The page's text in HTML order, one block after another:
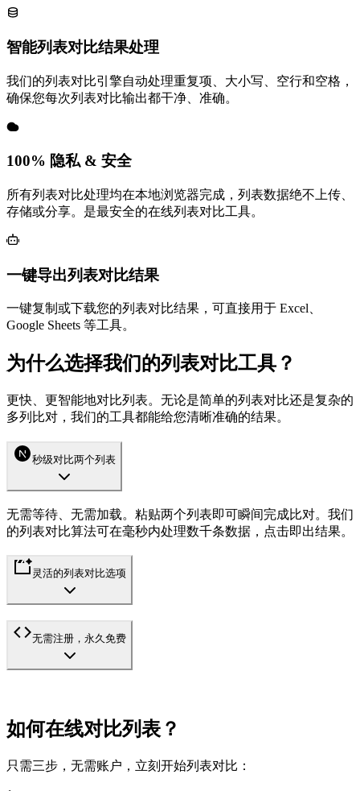
智能列表对比结果处理
我们的列表对比引擎自动处理重复项、大小写、空行和空格，
确保您每次列表对比输出都干净、准确。
100% 隐私 & 安全
所有列表对比处理均在本地浏览器完成，列表数据绝不上传、
存储或分享。是最安全的在线列表对比工具。
一键导出列表对比结果
一键复制或下载您的列表对比结果，可直接用于 Excel、
Google Sheets 等工具。
为什么选择我们的列表对比工具？
更快、更智能地对比列表。无论是简单的列表对比还是复杂的
多列比对，我们的工具都能给您清晰准确的结果。
秒级对比两个列表
无需等待、无需加载。粘贴两个列表即可瞬间完成比对。我们
的列表对比算法可在毫秒内处理数千条数据，点击即出结果。
灵活的列表对比选项
无需注册，永久免费
如何在线对比列表？
只需三步，无需账户，立刻开始列表对比：